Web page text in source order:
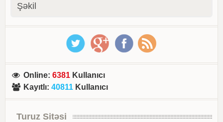
Şəkil
Online:6381 Kullanıcı
Kayıtlı:40811 Kullanıcı
Turuz Sitəsi